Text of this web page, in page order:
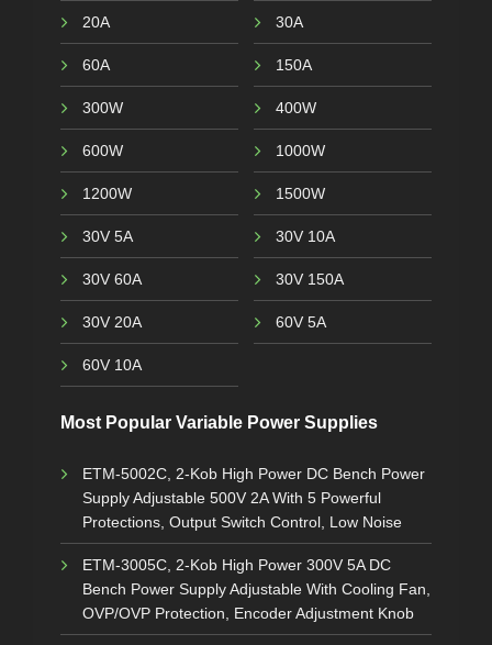
20A 30A
60A 150A
300W 400W
600W 1000W
1200W 1500W
30V 5A 30V 10A
30V 60A 30V 150A
30V 20A 60V 5A
60V 10A
Most Popular Variable Power Supplies
ETM-5002C, 2-Kob High Power DC Bench Power
Supply Adjustable 500V 2A With 5 Powerful
Protections, Output Switch Control, Low Noise
ETM-3005C, 2-Kob High Power 300V 5A DC
Bench Power Supply Adjustable With Cooling Fan,
OVP/OVP Protection, Encoder Adjustment Knob